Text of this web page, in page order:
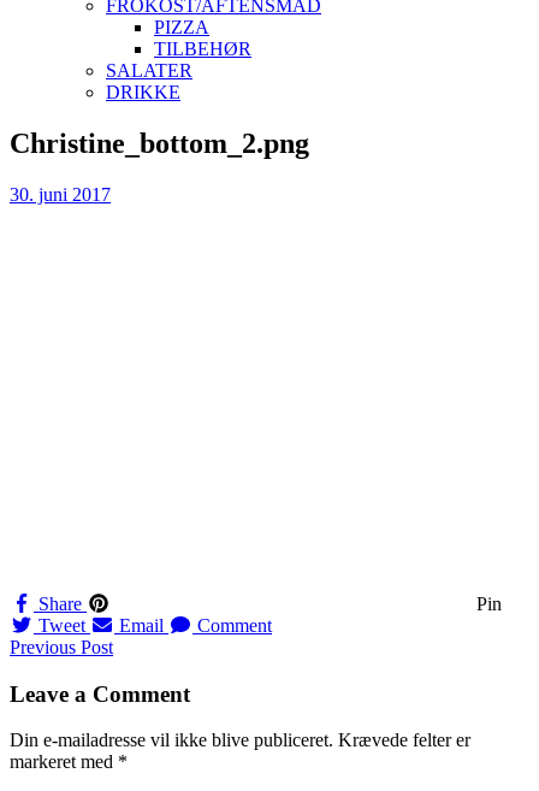
FROKOST/AFTENSMAD
PIZZA
TILBEHØR
SALATER
DRIKKE
Skip
to
Christine_bottom_2.png
30. juni 2017
Share
Pin
Tweet
Email Comment
Navigation
til
Previous Post
Leave a Comment
Din e-mailadresse vil ikke blive publiceret. Krævede felter er
markeret med *